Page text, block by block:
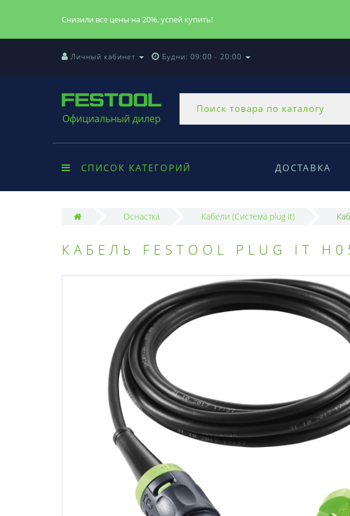
Снизили все цены на 20%, успей купить!
Личный кабинет Будни: 09:00 - 20:00
Официальный дилер
СПИСОК КАТЕГОРИЙ ДОСТАВКА
Оснастка Кабели (Система plug it)
КАБЕЛЬ FESTOOL PLUG IT